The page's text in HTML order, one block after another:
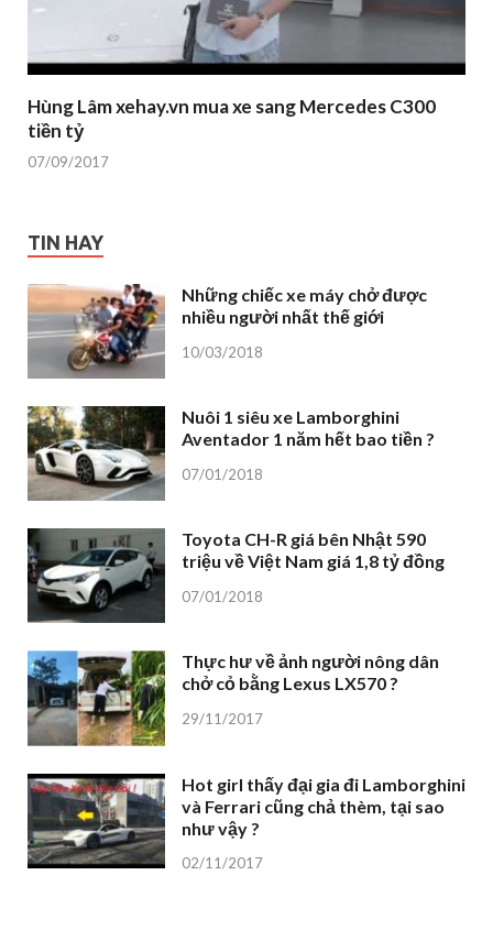
Hùng Lâm xehay.vn mua xe sang Mercedes C300
tiền tỷ
07/09/2017
TIN HAY
Những chiếc xe máy chở được
nhiều người nhất thế giới
10/03/2018
Nuôi 1 siêu xe Lamborghini
Aventador 1 năm hết bao tiền ?
07/01/2018
Toyota CH-R giá bên Nhật 590
triệu về Việt Nam giá 1,8 tỷ đồng
07/01/2018
Thực hư về ảnh người nông dân
chở cỏ bằng Lexus LX570 ?
29/11/2017
Hot girl thấy đại gia đi Lamborghini
và Ferrari cũng chả thèm, tại sao
như vậy ?
02/11/2017